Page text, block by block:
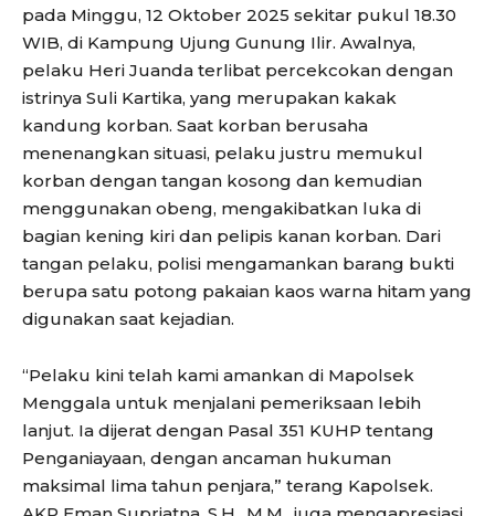
pada Minggu, 12 Oktober 2025 sekitar pukul 18.30
WIB, di Kampung Ujung Gunung Ilir. Awalnya,
pelaku Heri Juanda terlibat percekcokan dengan
istrinya Suli Kartika, yang merupakan kakak
kandung korban. Saat korban berusaha
menenangkan situasi, pelaku justru memukul
korban dengan tangan kosong dan kemudian
menggunakan obeng, mengakibatkan luka di
bagian kening kiri dan pelipis kanan korban. Dari
tangan pelaku, polisi mengamankan barang bukti
berupa satu potong pakaian kaos warna hitam yang
digunakan saat kejadian.
“Pelaku kini telah kami amankan di Mapolsek
Menggala untuk menjalani pemeriksaan lebih
lanjut. Ia dijerat dengan Pasal 351 KUHP tentang
Penganiayaan, dengan ancaman hukuman
maksimal lima tahun penjara,” terang Kapolsek.